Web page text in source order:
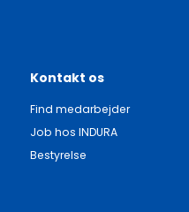
Kontakt os
Find medarbejder
Job hos INDURA
Bestyrelse